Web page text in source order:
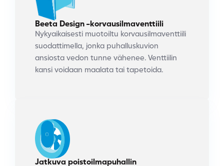
Beeta Design -korvausilmaventtiili
Nykyaikaisesti muotoiltu korvausilmaventtiili
suodattimella, jonka puhalluskuvion
ansiosta vedon tunne vähenee. Venttiilin
kansi voidaan maalata tai tapetoida.
Jatkuva poistoilmapuhallin